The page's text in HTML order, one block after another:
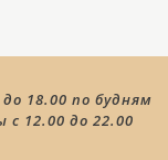
18.00 по будням
с 12.00 до 22.00